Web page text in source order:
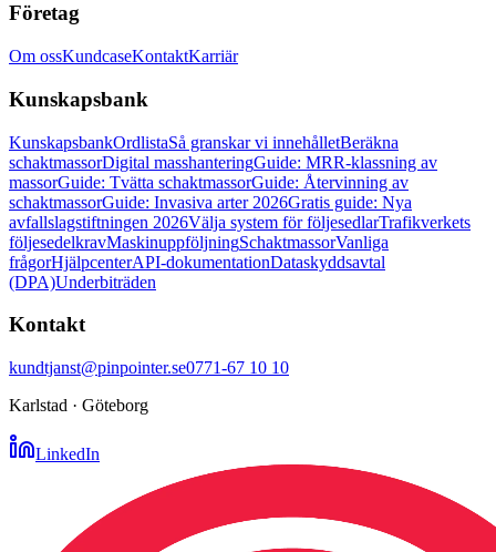
Företag
Om ossKundcaseKontaktKarriär
Kunskapsbank
KunskapsbankOrdlistaSå granskar vi innehålletBeräkna
schaktmassorDigital masshanteringGuide: MRR-klassning av
massorGuide: Tvätta schaktmassorGuide: Återvinning av
schaktmassorGuide: Invasiva arter 2026Gratis guide: Nya
avfallslagstiftningen 2026Välja system för följesedlarTrafikverkets
följesedelkravMaskinuppföljningSchaktmassorVanliga
frågorHjälpcenterAPI-dokumentationDataskyddsavtal
(DPA)Underbiträden
Kontakt
kundtjanst@pinpointer.se0771-67 10 10
Karlstad · Göteborg
LinkedIn